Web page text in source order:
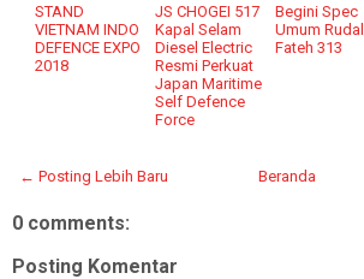
STAND
VIETNAM INDO
DEFENCE EXPO
2018
JS CHOGEI 517
Kapal Selam
Diesel Electric
Resmi Perkuat
Japan Maritime
Self Defence
Force
Begini Spec
Umum Rudal
Fateh 313
← Posting Lebih Baru Beranda
0 comments:
Posting Komentar